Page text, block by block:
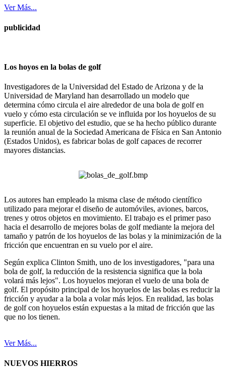
Ver Más...
publicidad
Los hoyos en la bolas de golf
Investigadores de la Universidad del Estado de Arizona y de la
Universidad de Maryland han desarrollado un modelo que
determina cómo circula el aire alrededor de una bola de golf en
vuelo y cómo esta circulación se ve influida por los hoyuelos de su
superficie. El objetivo del estudio, que se ha hecho público durante
la reunión anual de la Sociedad Americana de Física en San Antonio
(Estados Unidos), es fabricar bolas de golf capaces de recorrer
mayores distancias.
Los autores han empleado la misma clase de método científico
utilizado para mejorar el diseño de automóviles, aviones, barcos,
trenes y otros objetos en movimiento. El trabajo es el primer paso
hacia el desarrollo de mejores bolas de golf mediante la mejora del
tamaño y patrón de los hoyuelos de las bolas y la minimización de la
fricción que encuentran en su vuelo por el aire.
Según explica Clinton Smith, uno de los investigadores, "para una
bola de golf, la reducción de la resistencia significa que la bola
volará más lejos". Los hoyuelos mejoran el vuelo de una bola de
golf. El propósito principal de los hoyuelos de las bolas es reducir la
fricción y ayudar a la bola a volar más lejos. En realidad, las bolas
de golf con hoyuelos están expuestas a la mitad de fricción que las
que no los tienen.
Ver Más...
NUEVOS HIERROS